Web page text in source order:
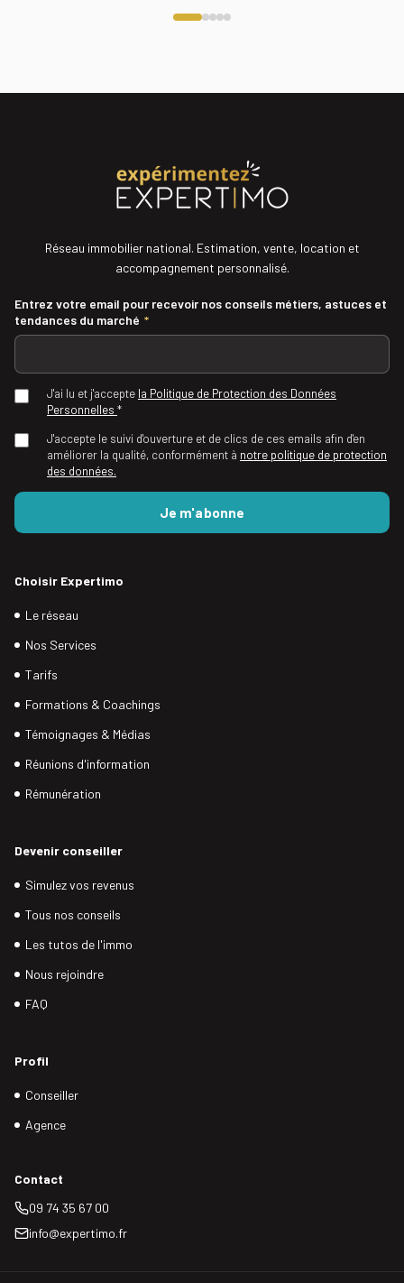
Réseau immobilier national. Estimation, vente, location et
accompagnement personnalisé.
Entrez votre email pour recevoir nos conseils métiers, astuces et
tendances du marché *
J'ai lu et j'accepte la Politique de Protection des Données
Personnelles *
J'accepte le suivi d'ouverture et de clics de ces emails afin d'en
améliorer la qualité, conformément à notre politique de protection
des données.
Choisir Expertimo
Le réseau
Nos Services
Tarifs
Formations & Coachings
Témoignages & Médias
Réunions d'information
Rémunération
Devenir conseiller
Simulez vos revenus
Tous nos conseils
Les tutos de l'immo
Nous rejoindre
FAQ
Profil
Conseiller
Agence
Contact
09 74 35 67 00
info@expertimo.fr